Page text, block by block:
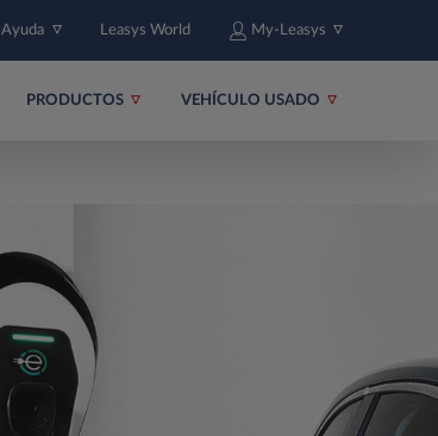
Ayuda Leasys World My-Leasys
PRODUCTOS VEHÍCULO USADO